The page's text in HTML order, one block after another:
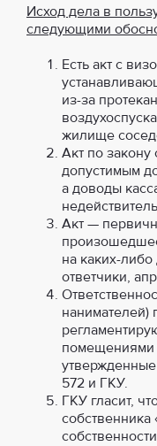
Исход дела в
следующими
Есть акт с
из-за
жилище
Акт по
допустимым
а доводы
Акт —
на каких-
ответчики,
нанимателей)
помещениями
572 и ГКУ.
ГКУ гласит,
собственника